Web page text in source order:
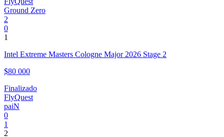
Ground Zero
2
0
1
Intel Extreme Masters Cologne Major 2026 Stage 2
$80 000
Finalizado
FlyQuest
paiN
0
1
2